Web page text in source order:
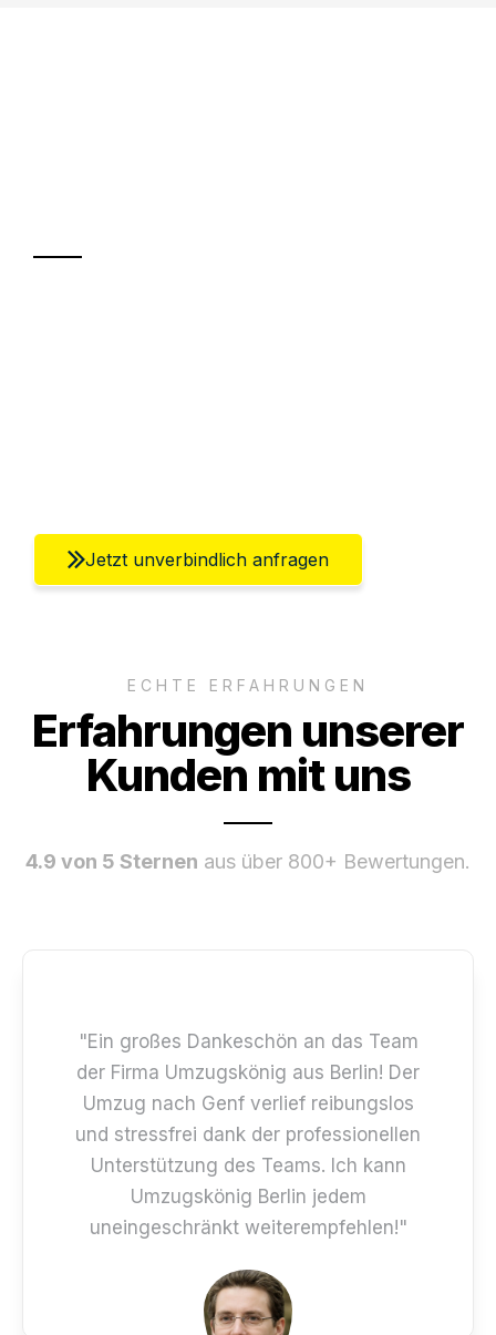
Jetzt unverbindlich anfragen
ECHTE ERFAHRUNGEN
Erfahrungen unserer
Kunden mit uns
4.9 von 5 Sternen aus über 800+ Bewertungen.
"Ein großes Dankeschön an das Team
der Firma Umzugskönig aus Berlin! Der
Umzug nach Genf verlief reibungslos
und stressfrei dank der professionellen
Unterstützung des Teams. Ich kann
Umzugskönig Berlin jedem
uneingeschränkt weiterempfehlen!"